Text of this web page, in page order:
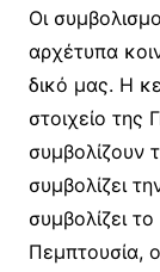
Οι
αρχέτυπα
δικό μας. Η
στοιχείο της
συμβολίζουν
συμβολίζει
συμβολίζει
Πεμπτουσία,